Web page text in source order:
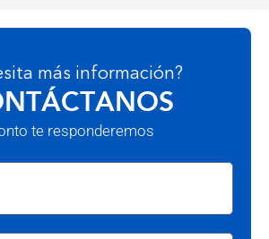
más información?
te responderemos